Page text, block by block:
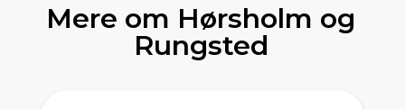
Mere om Hørsholm og
Rungsted